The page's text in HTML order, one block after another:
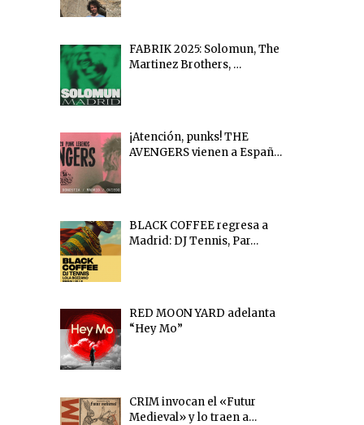
FABRIK 2025: Solomun, The
Martinez Brothers, …
¡Atención, punks! THE
AVENGERS vienen a Españ…
BLACK COFFEE regresa a
Madrid: DJ Tennis, Par…
RED MOON YARD adelanta
“Hey Mo”
CRIM invocan el «Futur
Medieval» y lo traen a…